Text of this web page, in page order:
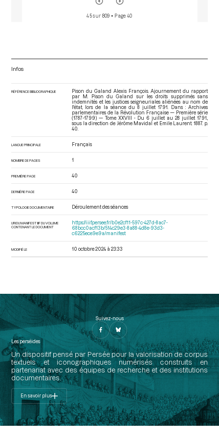
45 sur 809 • Page 40
Infos
RÉFÉRENCE BIBLIOGRAPHIQUE
Pison du Galand Alexis François. Ajournement du rapport
par M. Pison du Galand sur les droits supprimés sans
indemnités et les justices seigneuriales aliénées au nom de
l'état, lors de la séance du 8 juillet 1791. Dans : Archives
parlementaires de la Révolution Française — Première série
(1787-1799) — Tome XXVIII - Du 6 juillet au 28 juillet 1791.
sous la direction de Jérôme Mavidal et Emile Laurent. 1887. p.
40.
LANGUE PRINCIPALE Français
NOMBRE DE PAGES 1
PREMIÈRE PAGE 40
DERNIÈRE PAGE 40
TYPOLOGIE DOCUMENTAIRE Déroulement des séances
URI DU MANIFEST IIIF DU VOLUME
CONTENANT LE DOCUMENT
https://iiif.persee.fr/b0e2cf11-597c-427d-8ac7-
68bcc0acf13b/514c29e3-8a88-4d8e-93d3-
c6225ece9e9a/manifest
MODIFIÉ LE 10 octobre 2024 à 23:33
Suivez-nous
Les perséides
Un dispositif pensé par Persée pour la valorisation de corpus
textuels et iconographiques numérisés construits en
partenariat avec des équipes de recherche et des institutions
documentaires.
En savoir plus